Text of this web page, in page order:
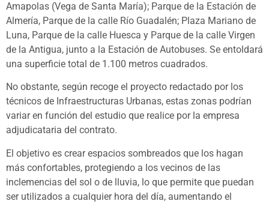
Amapolas (Vega de Santa María); Parque de la Estación de
Almería, Parque de la calle Río Guadalén; Plaza Mariano de
Luna, Parque de la calle Huesca y Parque de la calle Virgen
de la Antigua, junto a la Estación de Autobuses. Se entoldará
una superficie total de 1.100 metros cuadrados.
No obstante, según recoge el proyecto redactado por los
técnicos de Infraestructuras Urbanas, estas zonas podrían
variar en función del estudio que realice por la empresa
adjudicataria del contrato.
El objetivo es crear espacios sombreados que los hagan
más confortables, protegiendo a los vecinos de las
inclemencias del sol o de lluvia, lo que permite que puedan
ser utilizados a cualquier hora del día, aumentando el